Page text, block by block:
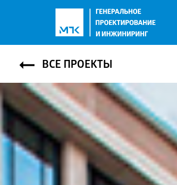
ВСЕ ПРОЕКТЫ